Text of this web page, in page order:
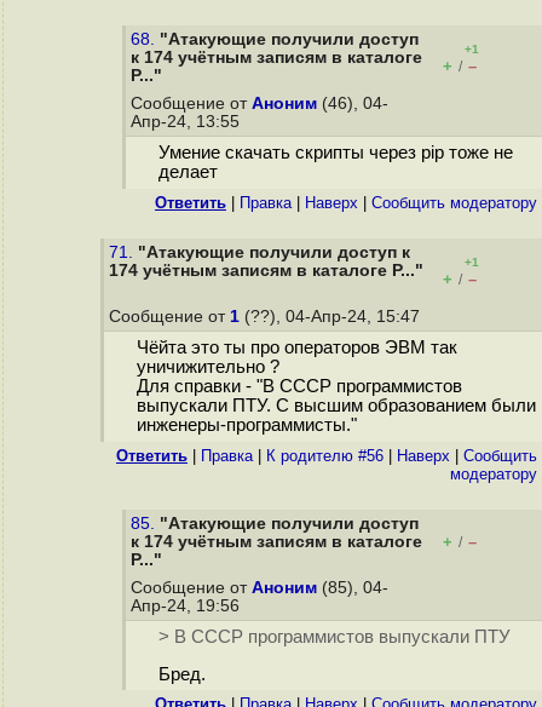
68. "Атакующие получили доступ
к 174 учётным записям в каталоге
P..."
+1
+ / –
Сообщение от Аноним (46), 04-
Апр-24, 13:55
Умение скачать скрипты через pip тоже не
делает
Ответить Правка| Наверх Cообщить модератору
71. "Атакующие получили доступ к
174 учётным записям в каталоге P..."
+1
+ / –
Сообщение от 1 (??), 04-Апр-24, 15:47
Чёйта это ты про операторов ЭВМ так
уничижительно ?
Для справки - "В СССР программистов
выпускали ПТУ. С высшим образованием были
инженеры-программисты."
Ответить Правка| К родителю #56 Наверх
Cообщить
модератору
85. "Атакующие получили доступ
к 174 учётным записям в каталоге
P..."
+ / –
Сообщение от Аноним (85), 04-
Апр-24, 19:56
> В СССР программистов выпускали ПТУ
Бред.